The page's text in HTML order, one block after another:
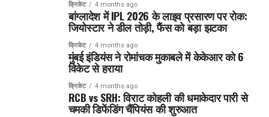
क्रिकेट 4 months ago
बांग्लादेश में IPL 2026 के लाइव प्रसारण पर रोक:
जियोस्टार ने डील तोड़ी, फैंस को बड़ा झटका
क्रिकेट 4 months ago
मुंबई इंडियंस ने रोमांचक मुकाबले में केकेआर को 6
विकेट से हराया
क्रिकेट 4 months ago
RCB vs SRH: विराट कोहली की धमाकेदार पारी से
चमकी डिफेंडिंग चैंपियंस की शुरुआत